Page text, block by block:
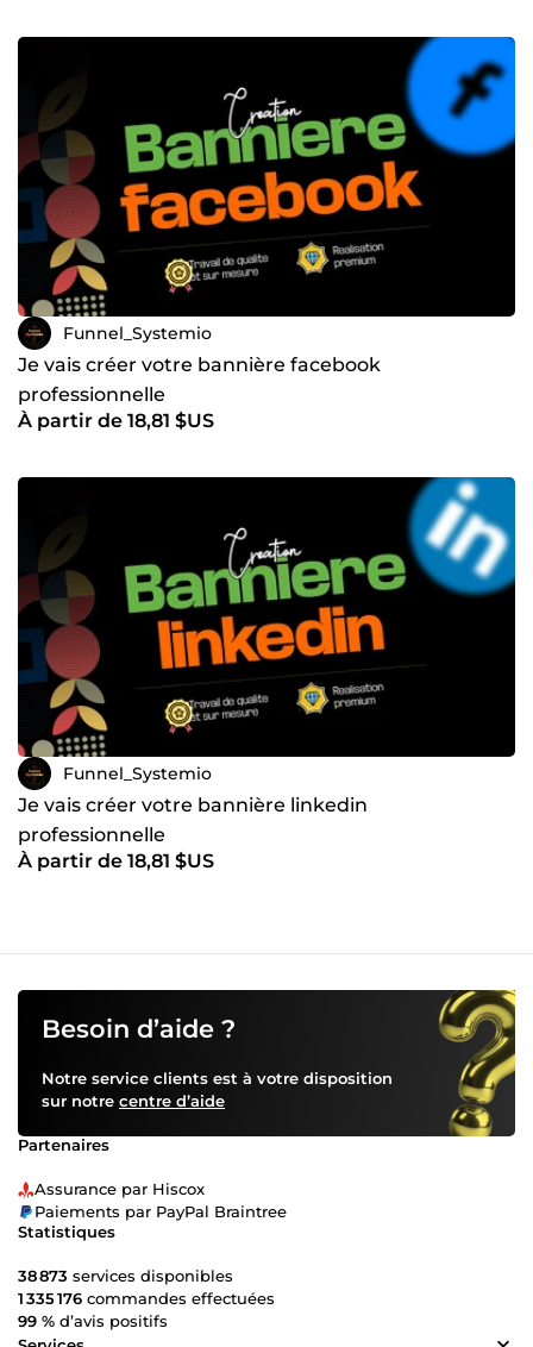
Funnel_Systemio
Je vais créer votre bannière facebook
professionnelle
À partir de 18,81 $US
Funnel_Systemio
Je vais créer votre bannière linkedin
professionnelle
À partir de 18,81 $US
Besoin d’aide ?
Notre service clients est à votre disposition
sur notre centre d’aide
Partenaires
Assurance par Hiscox
Paiements par PayPal Braintree
Statistiques
38 873 services disponibles
1 335 176 commandes effectuées
99 % d’avis positifs